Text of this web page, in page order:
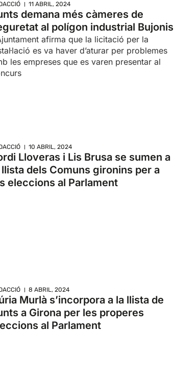
11 ABRIL, 2024
demana més càmeres de
al polígon industrial Bujonis
afirma que la licitació per la
es va haver d’aturar per problemes
les empreses que es varen presentar al
10 ABRIL, 2024
Lloveras i Lis Brusa se sumen a
llista dels Comuns gironins per a
eleccions al Parlament
8 ABRIL, 2024
Murlà s’incorpora a la llista de
a Girona per les properes
al Parlament